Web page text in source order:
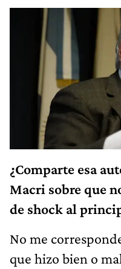
¿Comparte esa
Macri sobre que
de shock al
No me
que hizo bien o